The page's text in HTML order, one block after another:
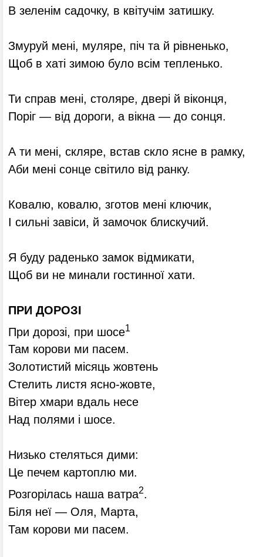
В зеленім садочку, в квітучім затишку.
Змуруй мені, муляре, піч та й рівненько,
Щоб в хаті зимою було всім тепленько.
Ти справ мені, столяре, двері й віконця,
Поріг — від дороги, а вікна — до сонця.
А ти мені, скляре, встав скло ясне в рамку,
Аби мені сонце світило від ранку.
Ковалю, ковалю, зготов мені ключик,
І сильні завіси, й замочок блискучий.
Я буду раденько замок відмикати,
Щоб ви не минали гостинної хати.
ПРИ ДОРОЗІ
При дорозі, при шосе1
Там корови ми пасем.
Золотистий місяць жовтень
Стелить листя ясно-жовте,
Вітер хмари вдаль несе
Над полями і шосе.
Низько стеляться дими:
Це печем картоплю ми.
Розгорілась наша ватра2.
Біля неї — Оля, Марта,
Там корови ми пасем.